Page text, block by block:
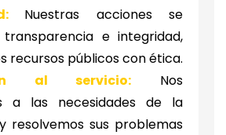
Nuestras acciones se
e integridad,
recursos públicos con ética.
al servicio:
Nos
a las necesidades de la
resolvemos sus problemas